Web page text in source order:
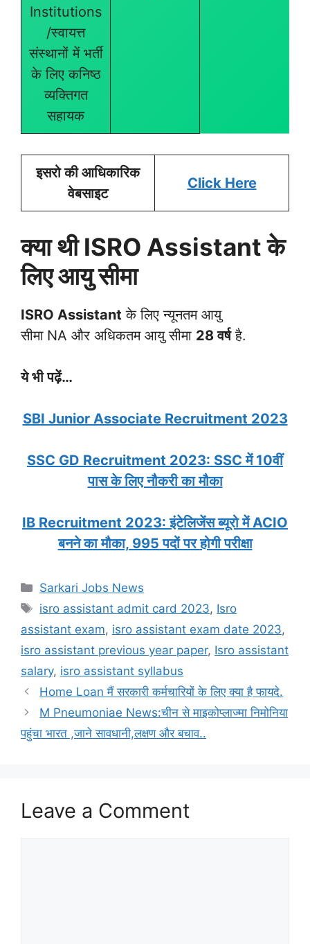
Institutions
/स्वायत्त
संस्थानों में भर्ती
के लिए कनिष्ठ
व्यक्तिगत
सहायक
इसरो की आधिकारिक
वेबसाइट
Click Here
क्या थी ISRO Assistant के
लिए आयु सीमा
ISRO Assistant के लिए न्यूनतम आयु
सीमा NA और अधिकतम आयु सीमा 28 वर्षहै.
ये भी पढ़ें…
SBI Junior Associate Recruitment 2023
SSC GD Recruitment 2023: SSC में 10वीं
पास के लिए नौकरी का मौका
IB Recruitment 2023: इंटेलिजेंस ब्यूरो में ACIO
बनने का मौका, 995 पदों पर होगी परीक्षा
Categories
Sarkari Jobs News
Tags
isro assistant admit card 2023, Isro
assistant exam, isro assistant exam date 2023,
isro assistant previous year paper, Isro assistant
salary, isro assistant syllabus
Home Loan मैं सरकारी कर्मचारियों के लिए क्या है फायदे.
M Pneumoniae News:चीन से माइकोप्लाज्मा निमोनिया
पहुंचा भारत ,जाने सावधानी,लक्षण और बचाव..
Leave a Comment